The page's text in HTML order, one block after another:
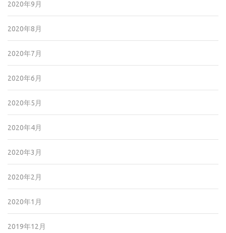
2020年9月
2020年8月
2020年7月
2020年6月
2020年5月
2020年4月
2020年3月
2020年2月
2020年1月
2019年12月